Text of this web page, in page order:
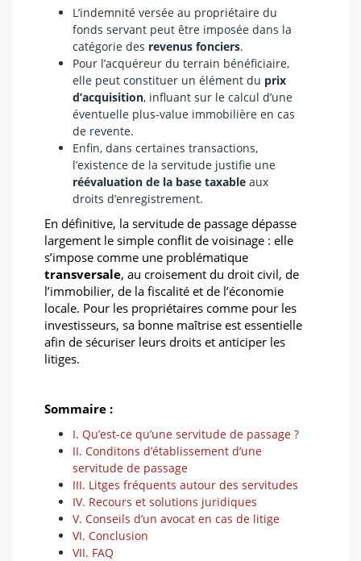
L’indemnité versée au propriétaire du
fonds servant peut être imposée dans la
catégorie des revenus fonciers.
Pour l’acquéreur du terrain bénéficiaire,
elle peut constituer un élément du prix
d’acquisition, influant sur le calcul d’une
éventuelle plus-value immobilière en cas
de revente.
Enfin, dans certaines transactions,
l’existence de la servitude justifie une
réévaluation de la base taxable aux
droits d’enregistrement.
En définitive, la servitude de passage dépasse
largement le simple conflit de voisinage : elle
s’impose comme une problématique
transversale, au croisement du droit civil, de
l’immobilier, de la fiscalité et de l’économie
locale. Pour les propriétaires comme pour les
investisseurs, sa bonne maîtrise est essentielle
afin de sécuriser leurs droits et anticiper les
litiges.
Sommaire :
I. Qu’est-ce qu’une servitude de passage ?
II. Conditons d’établissement d’une
servitude de passage
III. Litges fréquents autour des servitudes
IV. Recours et solutions juridiques
V. Conseils d’un avocat en cas de litige
VI. Conclusion
VII. FAQ